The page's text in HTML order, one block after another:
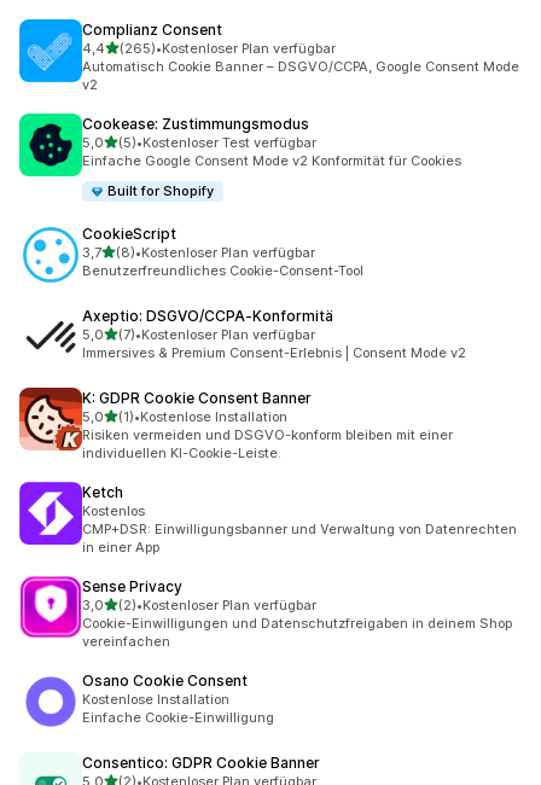
Complianz Consent
4,4von 5 Sternen
(265)
265 Rezensionen insgesamt
•Kostenloser Plan verfügbar
Automatisch Cookie Banner – DSGVO/CCPA, Google Consent Mode
v2
Cookease: Zustimmungsmodus
5,0von 5 Sternen
(5)
5 Rezensionen insgesamt
•Kostenloser Test verfügbar
Einfache Google Consent Mode v2 Konformität für Cookies
Built for Shopify
CookieScript
3,7von 5 Sternen
(8)
8 Rezensionen insgesamt
•Kostenloser Plan verfügbar
Benutzerfreundliches Cookie-Consent-Tool
Axeptio: DSGVO/CCPA‑Konformitä
5,0von 5 Sternen
(7)
7 Rezensionen insgesamt
•Kostenloser Plan verfügbar
Immersives & Premium Consent-Erlebnis | Consent Mode v2
K: GDPR Cookie Consent Banner
5,0von 5 Sternen
(1)
1 Rezensionen insgesamt
•Kostenlose Installation
Risiken vermeiden und DSGVO-konform bleiben mit einer
individuellen KI-Cookie-Leiste.
Ketch
Kostenlos
CMP+DSR: Einwilligungsbanner und Verwaltung von Datenrechten
in einer App
Sense Privacy
3,0von 5 Sternen
(2)
2 Rezensionen insgesamt
•Kostenloser Plan verfügbar
Cookie-Einwilligungen und Datenschutzfreigaben in deinem Shop
vereinfachen
Osano Cookie Consent
Kostenlose Installation
Einfache Cookie-Einwilligung
Consentico: GDPR Cookie Banner
5,0von 5 Sternen
(2)•Kostenloser Plan verfügbar